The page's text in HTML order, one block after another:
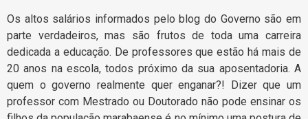
Os altos salários informados pelo blog do Governo são em
parte verdadeiros, mas são frutos de toda uma carreira
dedicada a educação. De professores que estão há mais de
20 anos na escola, todos próximo da sua aposentadoria. A
quem o governo realmente quer enganar?! Dizer que um
professor com Mestrado ou Doutorado não pode ensinar os